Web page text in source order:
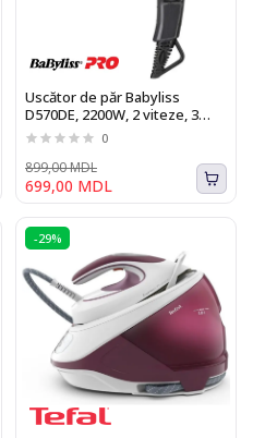
Uscător de păr Babyliss
D570DE, 2200W, 2 viteze, 3
trepte temperatura
0
699,00 MDL
899,00 MDL
-29%